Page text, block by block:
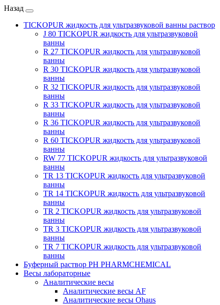
Назад
TICKOPUR жидкость для ультразвуковой ванны раствор
J 80 TICKOPUR жидкость для ультразвуковой
ванны
R 27 TICKOPUR жидкость для ультразвуковой
ванны
R 30 TICKOPUR жидкость для ультразвуковой
ванны
R 32 TICKOPUR жидкость для ультразвуковой
ванны
R 33 TICKOPUR жидкость для ультразвуковой
ванны
R 36 TICKOPUR жидкость для ультразвуковой
ванны
R 60 TICKOPUR жидкость для ультразвуковой
ванны
RW 77 TICKOPUR жидкость для ультразвуковой
ванны
TR 13 TICKOPUR жидкость для ультразвуковой
ванны
TR 14 TICKOPUR жидкость для ультразвуковой
ванны
TR 2 TICKOPUR жидкость для ультразвуковой
ванны
TR 3 TICKOPUR жидкость для ультразвуковой
ванны
TR 7 TICKOPUR жидкость для ультразвуковой
ванны
Буферный раствор PH PHARMCHEMICAL
Весы лабораторные
Аналитические весы
Аналитические весы AF
Аналитические весы Ohaus